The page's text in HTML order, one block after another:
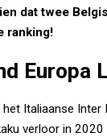
dat twee
ranking!
Europa
Italiaanse Inter
verloor in 2020